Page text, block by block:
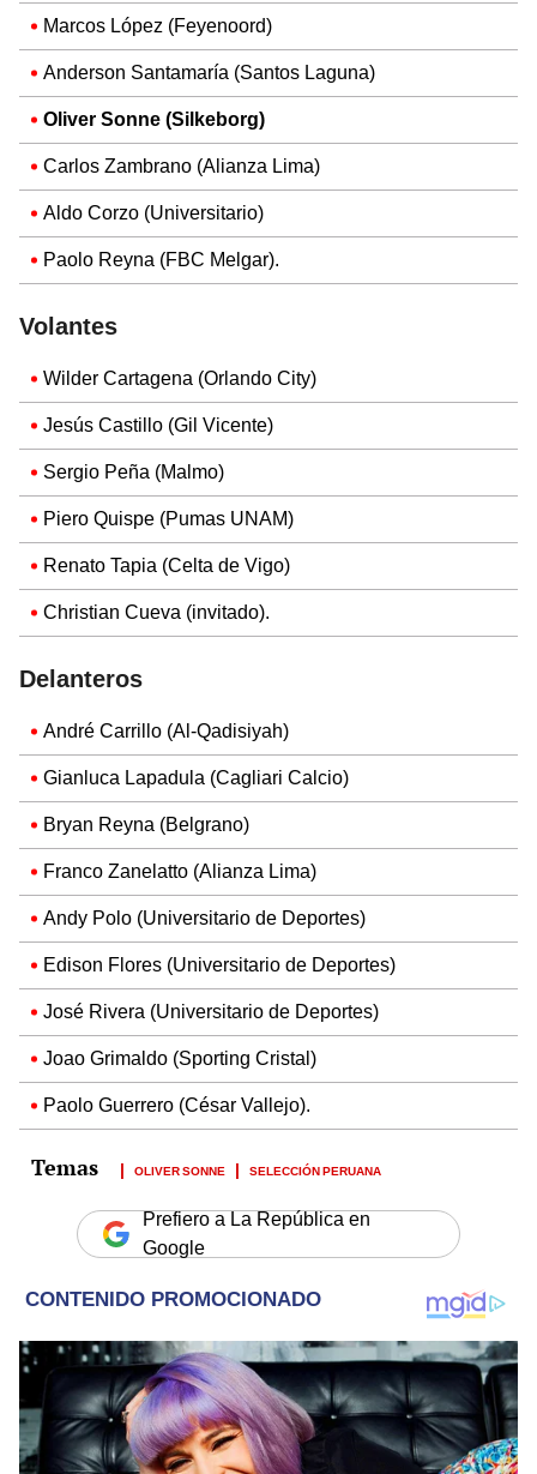
Marcos López (Feyenoord)
Anderson Santamaría (Santos Laguna)
Oliver Sonne (Silkeborg)
Carlos Zambrano (Alianza Lima)
Aldo Corzo (Universitario)
Paolo Reyna (FBC Melgar).
Volantes
Wilder Cartagena (Orlando City)
Jesús Castillo (Gil Vicente)
Sergio Peña (Malmo)
Piero Quispe (Pumas UNAM)
Renato Tapia (Celta de Vigo)
Christian Cueva (invitado).
Delanteros
André Carrillo (Al-Qadisiyah)
Gianluca Lapadula (Cagliari Calcio)
Bryan Reyna (Belgrano)
Franco Zanelatto (Alianza Lima)
Andy Polo (Universitario de Deportes)
Edison Flores (Universitario de Deportes)
José Rivera (Universitario de Deportes)
Joao Grimaldo (Sporting Cristal)
Paolo Guerrero (César Vallejo).
OLIVER SONNE SELECCIÓN PERUANA
Prefiero a La República en
Google